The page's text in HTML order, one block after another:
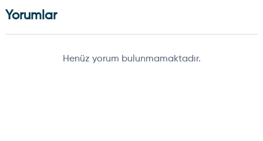
Yorumlar
Henüz yorum bulunmamaktadır.